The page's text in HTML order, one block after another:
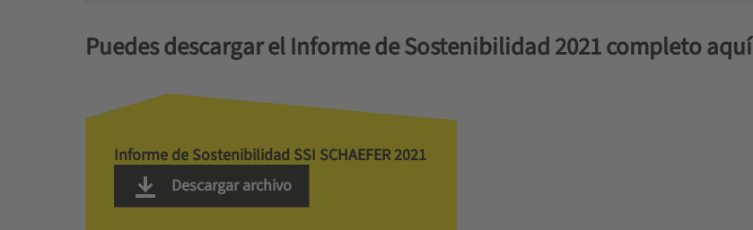
Puedes descargar el Informe de Sostenibilidad 2021 completo aquí
Informe de Sostenibilidad SSI SCHAEFER 2021
Descargar archivo